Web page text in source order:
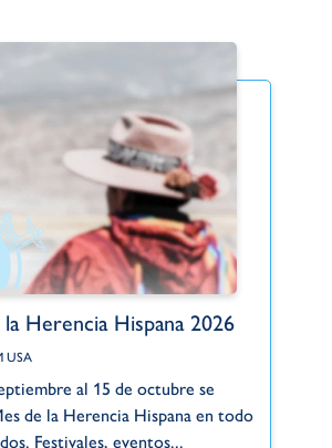
Herencia Hispana 2026
USA
al 15 de octubre se
de la Herencia Hispana en todo
Festivales, eventos...